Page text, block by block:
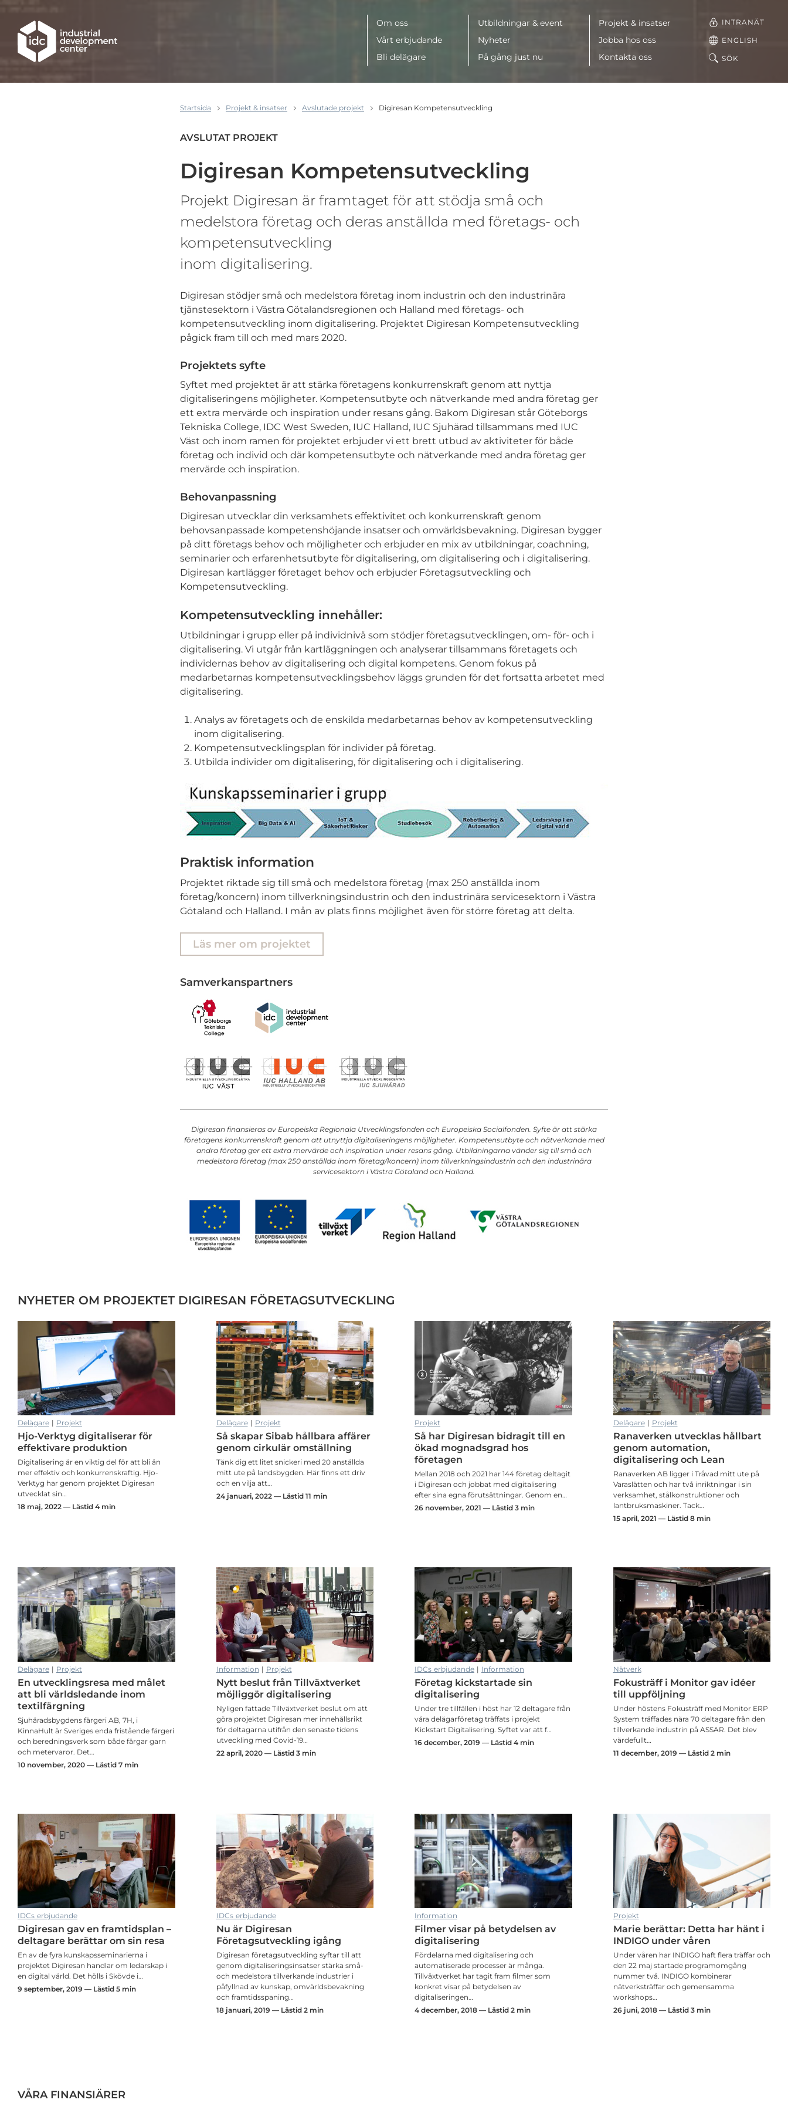
Meny
Om oss
Vårt erbjudande
Bli delägare
Utbildningar & event
Nyheter
På gång just nu
Projekt & insatser
Jobba hos oss
Kontakta oss
INTRANÄT
ENGLISH
SÖK
Startsida Projekt & insatser Avslutade projekt Digiresan Kompetensutveckling
AVSLUTAT PROJEKT
Digiresan Kompetensutveckling
Projekt Digiresan är framtaget för att stödja små och
medelstora företag och deras anställda med företags- och
kompetensutveckling
inom digitalisering.
Digiresan stödjer små och medelstora företag inom industrin och den industrinära
tjänstesektorn i Västra Götalandsregionen och Halland med företags- och
kompetensutveckling inom digitalisering. Projektet Digiresan Kompetensutveckling
pågick fram till och med mars 2020.
Projektets syfte
Syftet med projektet är att stärka företagens konkurrenskraft genom att nyttja
digitaliseringens möjligheter. Kompetensutbyte och nätverkande med andra företag ger
ett extra mervärde och inspiration under resans gång. Bakom Digiresan står Göteborgs
Tekniska College, IDC West Sweden, IUC Halland, IUC Sjuhärad tillsammans med IUC
Väst och inom ramen för projektet erbjuder vi ett brett utbud av aktiviteter för både
företag och individ och där kompetensutbyte och nätverkande med andra företag ger
mervärde och inspiration.
Behovanpassning
Digiresan utvecklar din verksamhets effektivitet och konkurrenskraft genom
behovsanpassade kompetenshöjande insatser och omvärldsbevakning. Digiresan bygger
på ditt företags behov och möjligheter och erbjuder en mix av utbildningar, coachning,
seminarier och erfarenhetsutbyte för digitalisering, om digitalisering och i digitalisering.
Digiresan kartlägger företaget behov och erbjuder Företagsutveckling och
Kompetensutveckling.
Kompetensutveckling innehåller:
Utbildningar i grupp eller på individnivå som stödjer företagsutvecklingen, om- för- och i
digitalisering. Vi utgår från kartläggningen och analyserar tillsammans företagets och
individernas behov av digitalisering och digital kompetens. Genom fokus på
medarbetarnas kompetensutvecklingsbehov läggs grunden för det fortsatta arbetet med
digitalisering.
Analys av företagets och de enskilda medarbetarnas behov av kompetensutveckling
inom digitalisering.
Kompetensutvecklingsplan för individer på företag.
Utbilda individer om digitalisering, för digitalisering och i digitalisering.
Praktisk information
Projektet riktade sig till små och medelstora företag (max 250 anställda inom
företag/koncern) inom tillverkningsindustrin och den industrinära servicesektorn i Västra
Götaland och Halland. I mån av plats finns möjlighet även för större företag att delta.
Läs mer om projektet
Samverkanspartners
Digiresan finansieras av Europeiska Regionala Utvecklingsfonden och Europeiska Socialfonden. Syfte är att stärka
företagens konkurrenskraft genom att utnyttja digitaliseringens möjligheter. Kompetensutbyte och nätverkande med
andra företag ger ett extra mervärde och inspiration under resans gång. Utbildningarna vänder sig till små och
medelstora företag (max 250 anställda inom företag/koncern) inom tillverkningsindustrin och den industrinära
servicesektorn i Västra Götaland och Halland.
NYHETER OM PROJEKTET DIGIRESAN FÖRETAGSUTVECKLING
Delägare | Projekt
Hjo-Verktyg digitaliserar för
effektivare produktion
Digitalisering är en viktig del för att bli än
mer effektiv och konkurrenskraftig. Hjo-
Verktyg har genom projektet Digiresan
utvecklat sin…
18 maj, 2022 — Lästid 4 min
Delägare| Projekt
Så skapar Sibab hållbara affärer
genom cirkulär omställning
Tänk dig ett litet snickeri med 20 anställda
mitt ute på landsbygden. Här finns ett driv
och en vilja att…
24 januari, 2022 — Lästid 11 min
Projekt
hos företagen
Så har Digiresan bidragit till en
ökad mognadsgrad hos
företagen
Mellan 2018 och 2021 har 144 företag deltagit
i Digiresan och jobbat med digitalisering
efter sina egna förutsättningar. Genom en…
26 november, 2021 — Lästid 3 min
Ranaverken utvecklas hållbart genom automation, digitalisering och Lean
Delägare| Projekt
Ranaverken utvecklas hållbart genom automation, digitalisering och Lean
Ranaverken utvecklas hållbart
genom automation,
digitalisering och Lean
Ranaverken AB ligger i Tråvad mitt ute på
Varaslätten och har två inriktningar i sin
verksamhet, stålkonstruktioner och
lantbruksmaskiner. Tack…
15 april, 2021 — Lästid 8 min
Delägare | Projekt
En utvecklingsresa med målet
att bli världsledande inom
textilfärgning
Sjuhäradsbygdens färgeri AB, 7H, i
KinnaHult är Sveriges enda fristående färgeri
och beredningsverk som både färgar garn
och metervaror. Det…
10 november, 2020 — Lästid 7 min
Information | Projekt
Nytt beslut från Tillväxtverket
möjliggör digitalisering
Nyligen fattade Tillväxtverket beslut om att
göra projektet Digiresan mer innehållsrikt
för deltagarna utifrån den senaste tidens
utveckling med Covid-19…
22 april, 2020 — Lästid 3 min
IDCs erbjudande | Information
Företag kickstartade sin
digitalisering
Under tre tillfällen i höst har 12 deltagare från
våra delägarföretag träffats i projekt
Kickstart Digitalisering. Syftet var att f…
16 december, 2019 — Lästid 4 min
Fokusträff i Monitor gav idéer till uppföljning
Nätverk
Fokusträff i Monitor gav idéer till uppföljning
Fokusträff i Monitor gav idéer
till uppföljning
Under höstens Fokusträff med Monitor ERP
System träffades nära 70 deltagare från den
tillverkande industrin på ASSAR. Det blev
värdefullt…
11 december, 2019 — Lästid 2 min
IDCs erbjudande
Digiresan gav en framtidsplan –
deltagare berättar om sin resa
En av de fyra kunskapsseminarierna i
projektet Digiresan handlar om ledarskap i
en digital värld. Det hölls i Skövde i…
9 september, 2019 — Lästid 5 min
IDCs erbjudande
Nu är Digiresan
Företagsutveckling igång
Digiresan företagsutveckling syftar till att
genom digitaliseringsinsatser stärka små-
och medelstora tillverkande industrier i
påfyllnad av kunskap, omvärldsbevakning
och framtidsspaning…
18 januari, 2019 — Lästid 2 min
Information
Filmer visar på betydelsen av
digitalisering
Fördelarna med digitalisering och
automatiserade processer är många.
Tillväxtverket har tagit fram filmer som
konkret visar på betydelsen av
digitaliseringen…
4 december, 2018 — Lästid 2 min
Marie berättar: Detta har hänt i INDIGO under våren
Projekt
Marie berättar: Detta har hänt i INDIGO under våren
Marie berättar: Detta har hänt i
INDIGO under våren
Under våren har INDIGO haft flera träffar och
den 22 maj startade programomgång
nummer två. INDIGO kombinerar
nätverksträffar och gemensamma
workshops…
26 juni, 2018 — Lästid 3 min
VÅRA FINANSIÄRER